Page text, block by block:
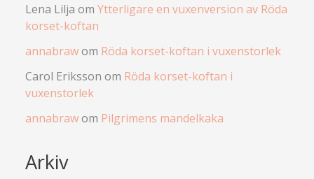
Lena Lilja om Ytterligare en vuxenversion av Röda
korset-koftan
annabrawom Röda korset-koftan i vuxenstorlek
Carol Eriksson om Röda korset-koftan i
vuxenstorlek
annabrawom Pilgrimens mandelkaka
Arkiv